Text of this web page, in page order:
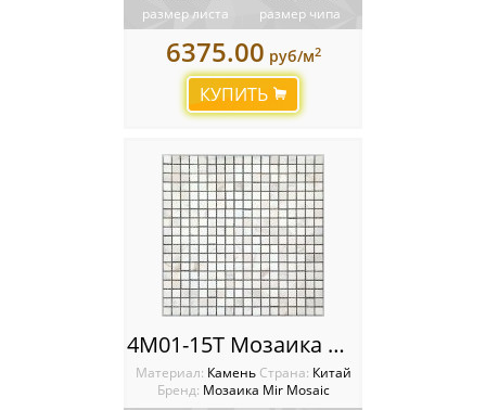
размер листа
размер чипа
6375.00 руб/м2
КУПИТЬ
4M01-15T Мозаика Mir Mosaic
Материал: Камень Cтрана: Китай
Бренд: Мозаика Mir Mosaic